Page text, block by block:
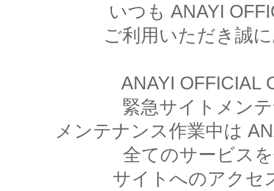
いつも ANAYI
ご利用いただき誠
ANAYI OFFICIAL
緊急サイトメン
メンテナンス作業中は
全てのサービス
サイトへのアクセ